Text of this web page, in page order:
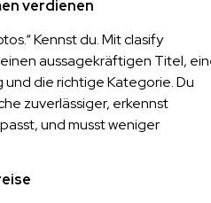
verdienen
Kennst du. Mit clasify
aussagekräftigen Titel,
die richtige Kategorie. Du
zuverlässiger, erkennst
und musst weniger